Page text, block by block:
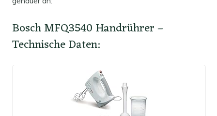
Bosch MFQ3540 Handrührer –
Technische Daten: